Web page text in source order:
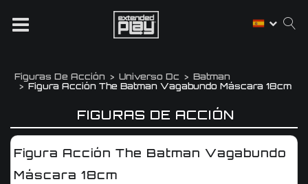
Figuras De Acción Universo Dc
Batman
Figura Acción The Batman Vagabundo Máscara 18cm
FIGURAS DE ACCIÓN
Figura Acción The Batman Vagabundo
Máscara 18cm